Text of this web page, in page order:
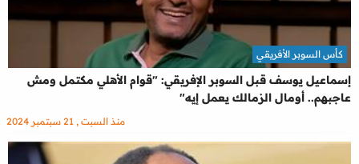
إسماعيل يوسف قبل السوبر الإفريقي: "قوام الأهلي مكتمل ومش
عاجبهم.. أومال الزمالك يعمل إيه"
كأس السوبر الأفريقي
منذ السبت , 21 سبتمبر 2024